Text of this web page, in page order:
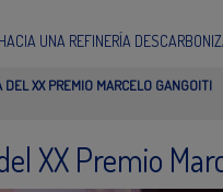
HACIA UNA REFINERÍA
XX PREMIO MARCELO GANGOITI
XX Premio